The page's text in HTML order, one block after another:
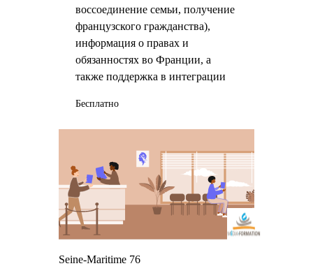
воссоединение семьи, получение
французского гражданства),
информация о правах и
обязанностях во Франции, а
также поддержка в интеграции
Бесплатно
Seine-Maritime 76